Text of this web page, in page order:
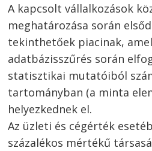
A kapcsolt vállalkozások
meghatározása során
tekinthetőek piacinak,
adatbázisszűrés során
statisztikai mutatóiból
tartományban (a minta
helyezkednek el.
Az üzleti és cégérték
százalékos mértékű